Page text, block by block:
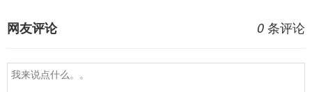
0 条评论
网友评论